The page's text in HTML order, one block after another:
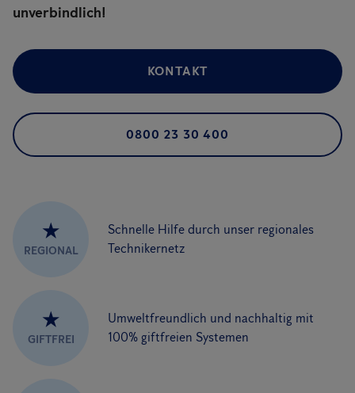
unverbindlich!
KONTAKT
0800 23 30 400
★
REGIONAL
Schnelle Hilfe durch unser regionales
Technikernetz
★
GIFTFREI
Umweltfreundlich und nachhaltig mit
100% giftfreien Systemen